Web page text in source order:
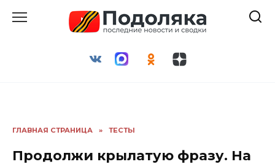
ГЛАВНАЯ СТРАНИЦА » ТЕСТЫ
Продолжи крылатую фразу. На